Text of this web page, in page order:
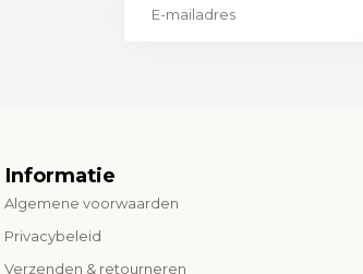
Informatie
Algemene voorwaarden
Privacybeleid
Verzenden & retourneren